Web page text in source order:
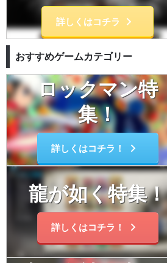
詳しくはコチラ
おすすめゲームカテゴリー
ロックマン特
集！
詳しくはコチラ！
龍が如く特集！
詳しくはコチラ！